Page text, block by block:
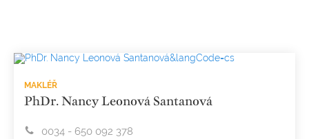
MAKLÉŘ
PhDr. Nancy Leonová Santanová
0034 - 650 092 378